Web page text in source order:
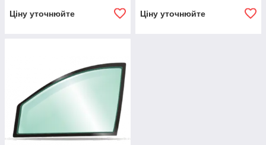
Ціну уточнюйте Ціну уточнюйте